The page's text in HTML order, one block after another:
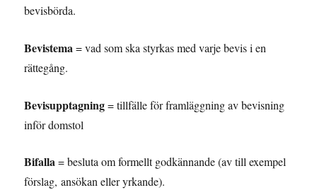
bevisbörda.
Bevistema= vad som ska styrkas med varje bevis i en
rättegång.
Bevisupptagning= tillfälle för framläggning av bevisning
inför domstol
Bifalla= besluta om formellt godkännande (av till exempel
förslag, ansökan eller yrkande).